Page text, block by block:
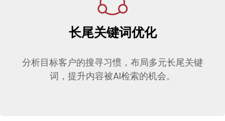
长尾关键词优化
分析目标客户的搜寻习惯，布局多元长尾关键
词，提升内容被AI检索的机会。